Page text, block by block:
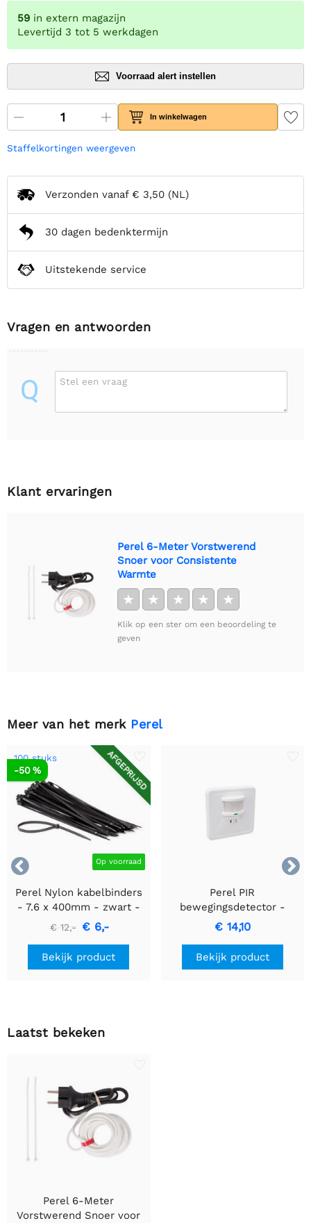
59 in extern magazijn
Levertijd 3 tot 5 werkdagen
Voorraad alert instellen
In winkelwagen
Staffelkortingen weergeven
Verzonden vanaf € 3,50 (NL)
30 dagen bedenktermijn
Uitstekende service
Vragen en antwoorden
Q Stel een vraag
Klant ervaringen
Perel 6-Meter Vorstwerend
Snoer voor Consistente
Warmte
★ ★ ★ ★ ★
Klik op een ster om een beoordeling te
geven
Meer van het merk Perel


AFGEPRIJSD
100 stuks
Op voorraad
-50 %
Perel Nylon kabelbinders
- 7.6 x 400mm - zwart -
100 stuks
€ 12,- € 6,-
Bekijk product
Perel PIR
bewegingsdetector -
Inbouw met
bewegingsdetectie &
inbouwontwerp
€ 14,10
Bekijk product
Laatst bekeken
Perel 6-Meter
Vorstwerend Snoer voor